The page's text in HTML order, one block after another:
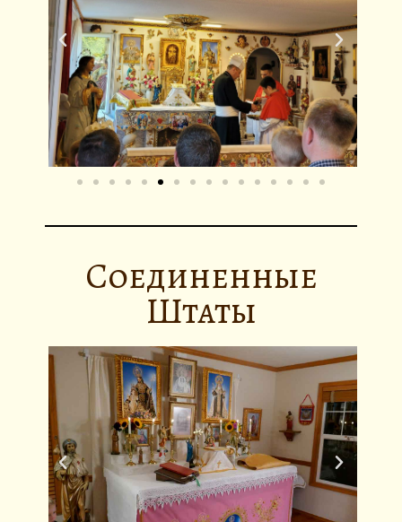
Соединенные
Штаты